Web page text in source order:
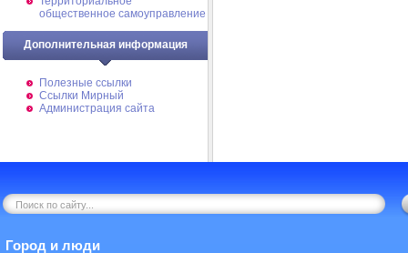
общественное самоуправление
Дополнительная информация
Полезные ссылки
Ссылки Мирный
Администрация сайта
Город и люди